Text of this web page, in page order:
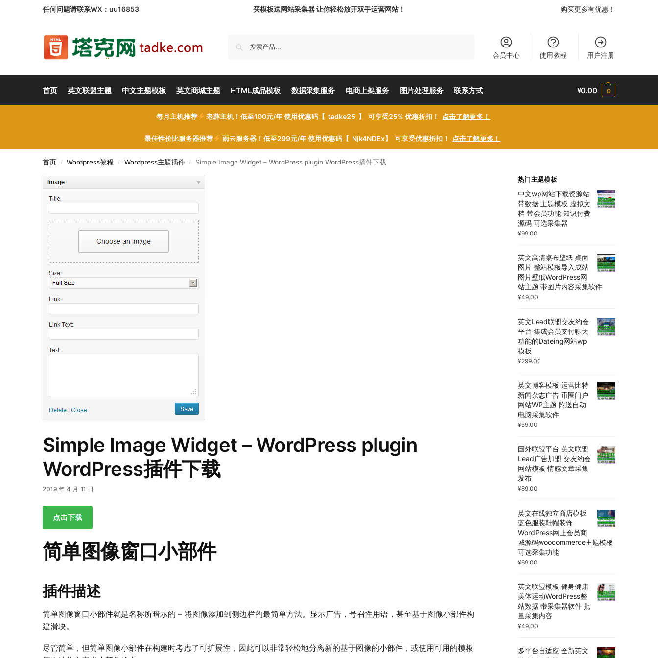
任何问题请联系WX：uu16853 买模板送网站采集器 让你轻松放开双手运营网站！ 购买更多有优惠！
会员中心 使用教程 用户注册
首页 英文联盟主题 中文主题模板 英文商城主题 HTML成品模板 数据采集服务 电商上架服务 图片处理服务 联系方式 ¥0.00 0
每月主机推荐 老薜主机！低至100元/年 使用优惠码【 tadke25 】 可享受25% 优惠折扣！ 点击了解更多！
最佳性价比服务器推荐 雨云服务器！低至299元/年 使用优惠码【 Njk4NDEx】 可享受优惠折扣！ 点击了解更多！
首页 / Wordpress教程 / Wordpress主题插件 / Simple Image Widget – WordPress plugin WordPress插件下载
Simple Image Widget – WordPress plugin
WordPress插件下载
2019 年 4 月 11 日
点击下载
简单图像窗口小部件
插件描述
简单图像窗口小部件就是名称所暗示的 – 将图像添加到侧边栏的最简单方法。显示广告，号召性用语，甚至基于图像小部件构
建滑块。
尽管简单，但简单图像小部件在构建时考虑了可扩展性，因此可以非常轻松地分离新的基于图像的小部件，或使用可用的模板
热门主题模板
中文wp网站下载资源站
带数据 主题模板 虚拟文
档 带会员功能 知识付费
源码 可选采集器
¥99.00
英文高清桌布壁纸 桌面
图片 整站模板导入成站
图片壁纸WordPress网
站主题 带图片内容采集软件
¥49.00
英文Lead联盟交友约会
平台 集成会员支付聊天
功能的Dateing网站wp
模板
¥299.00
英文博客模板 运营比特
新闻杂志广告 币圈门户
网站WP主题 附送自动
电脑采集软件
¥59.00
国外联盟平台 英文联盟
Lead广告加盟 交友约会
网站模板 情感文章采集
发布
¥89.00
英文在线独立商店模板
蓝色服装鞋帽装饰
WordPress网上会员商
城源码woocommerce主题模板
可选采集功能
¥69.00
英文联盟模板 健身健康
美体运动WordPress整
站数据 带采集器软件 批
量采集内容
¥49.00
多平台自适应 全新英文